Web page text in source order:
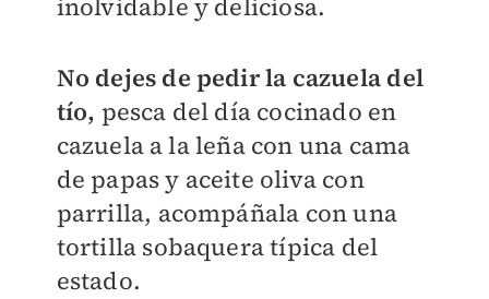
inolvidable y deliciosa.
No dejes de pedir la cazuela del
tío, pesca del día cocinado en
cazuela a la leña con una cama
de papas y aceite oliva con
parrilla, acompáñala con una
tortilla sobaquera típica del
estado.